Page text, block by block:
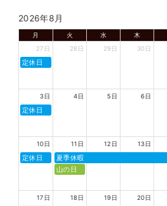
2026年8月
月 火 水 木
27日
定休日
28日 29日 30日
3日
定休日
4日 5日 6日
10日
定休日
11日
夏季休暇
山の日
12日 13日
17日 18日 19日 20日